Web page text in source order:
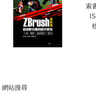
索
網站搜尋